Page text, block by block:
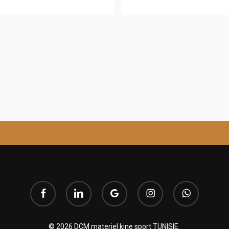
facebook linkedin
google-
plus
instagram whatsapp
© 2026 DCM materiel kine sport TUNISIE.